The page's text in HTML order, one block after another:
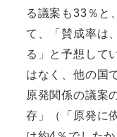
る議案も33％と
て、「賛成率は
る」と予想して
はなく、他の国
原発関係の議案
存」（「原発に